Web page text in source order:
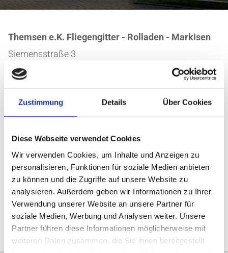
Zustimmung Details Über Cookies
Diese Webseite verwendet Cookies
Wir verwenden Cookies, um Inhalte und Anzeigen zu
personalisieren, Funktionen für soziale Medien anbieten
zu können und die Zugriffe auf unsere Website zu
analysieren. Außerdem geben wir Informationen zu Ihrer
Verwendung unserer Website an unsere Partner für
soziale Medien, Werbung und Analysen weiter. Unsere
Partner führen diese Informationen möglicherweise mit
weiteren Daten zusammen, die Sie ihnen bereitgestellt
Themsen e.K. Fliegengitter - Rolladen - Markisen
Siemensstraße 3
27711 Osterholz-Scharmbeck
Telefax: 0 47 91 - 93 11 74
Geschäftsführer/Inhaber: Thomas Themsen
Umsatzsteuer-ID: DE233068316
Umsetzung
heise homepages | Homepage erstellen lassen
heise regioconcept |Online Marketing Agentur